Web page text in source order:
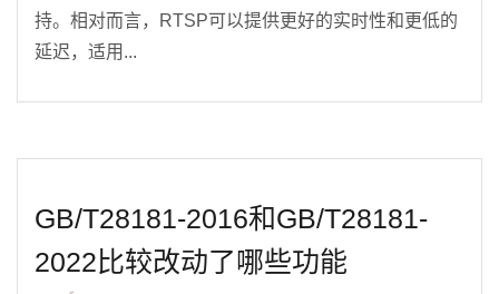
持。相对而言，RTSP可以提供更好的实时性和更低的
延迟，适用...
GB/T28181-2016和GB/T28181-
2022比较改动了哪些功能